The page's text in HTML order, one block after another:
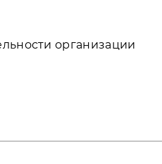
организации